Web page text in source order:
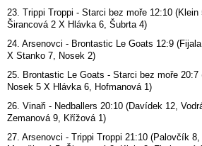
23. Trippi Troppi - Starci bez moře 12:10
Širancová 2 X Hlávka 6, Šubrta 4)
24. Arsenovci - Brontastic Le Goats 12:9
X Stanko 7, Nosek 2)
25. Brontastic Le Goats - Starci bez moře 20:7
Nosek 5 X Hlávka 6, Hofmanová 1)
26. Vinaři - Nedballers 20:10 (Davídek 12,
Zemanová 9, Křížová 1)
27. Arsenovci - Trippi Troppi 21:10 (Palovčík